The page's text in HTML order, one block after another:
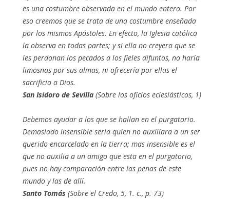
es una costumbre observada en el mundo entero. Por
eso creemos que se trata de una costumbre enseñada
por los mismos Apóstoles. En efecto, la Iglesia católica
la observa en todas partes; y si ella no creyera que se
les perdonan los pecados a los fieles difuntos, no haría
limosnas por sus almas, ni ofrecería por ellas el
sacrificio a Dios.
San Isidoro de Sevilla (Sobre los oficios eclesiásticos, 1)
Debemos ayudar a los que se hallan en el purgatorio.
Demasiado insensible seria quien no auxiliara a un ser
querido encarcelado en la tierra; mas insensible es el
que no auxilia a un amigo que esta en el purgatorio,
pues no hay comparación entre las penas de este
mundo y las de allí.
Santo Tomás (Sobre el Credo, 5, 1. c., p. 73)